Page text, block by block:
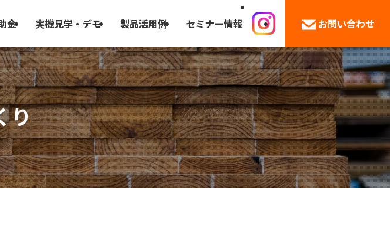
金 実機見学・デモ 製品活用例 セミナー情報 お問い合わせ
り